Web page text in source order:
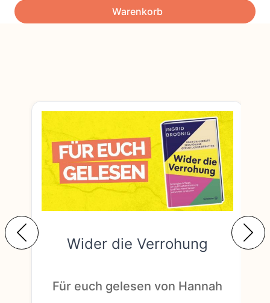
Warenkorb
Wider die Verrohung
Für euch gelesen von Hannah